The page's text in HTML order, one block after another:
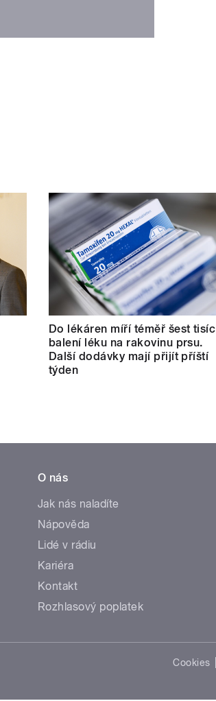
Do lékáren míří téměř šest tisíc
balení léku na rakovinu prsu.
Další dodávky mají přijít příští
týden
O nás
Jak nás naladíte
Nápověda
Lidé v rádiu
Kariéra
Kontakt
Rozhlasový poplatek
Cookies